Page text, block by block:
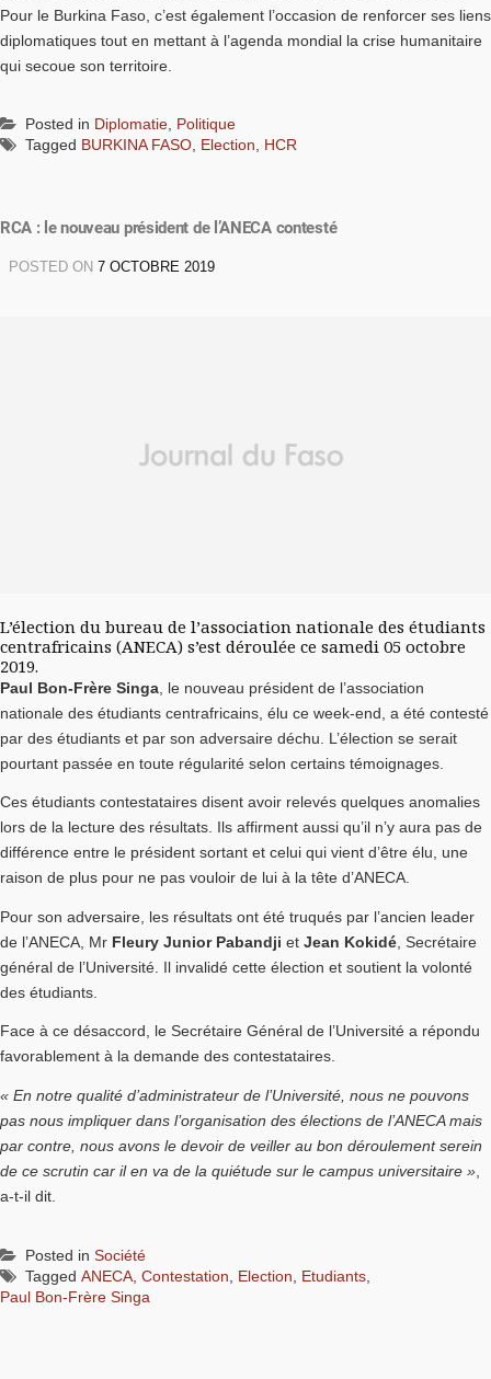
Pour le Burkina Faso, c’est également l’occasion de renforcer ses liens
diplomatiques tout en mettant à l’agenda mondial la crise humanitaire
qui secoue son territoire.
Posted in Diplomatie, Politique
Tagged BURKINA FASO, Election, HCR
RCA : le nouveau président de l’ANECA contesté
POSTED ON 7 OCTOBRE 2019
L’élection du bureau de l’association nationale des étudiants
centrafricains (ANECA) s’est déroulée ce samedi 05 octobre
2019.
Paul Bon-Frère Singa , le nouveau président de l’association
nationale des étudiants centrafricains, élu ce week-end, a été contesté
par des étudiants et par son adversaire déchu. L’élection se serait
pourtant passée en toute régularité selon certains témoignages.
Ces étudiants contestataires disent avoir relevés quelques anomalies
lors de la lecture des résultats. Ils affirment aussi qu’il n’y aura pas de
différence entre le président sortant et celui qui vient d’être élu, une
raison de plus pour ne pas vouloir de lui à la tête d’ANECA.
Pour son adversaire, les résultats ont été truqués par l’ancien leader
de l’ANECA, Mr Fleury Junior Pabandji et Jean Kokidé , Secrétaire
général de l’Université. Il invalidé cette élection et soutient la volonté
des étudiants.
Face à ce désaccord, le Secrétaire Général de l’Université a répondu
favorablement à la demande des contestataires.
« En notre qualité d’administrateur de l’Université, nous ne pouvons
pas nous impliquer dans l’organisation des élections de l’ANECA mais
par contre, nous avons le devoir de veiller au bon déroulement serein
de ce scrutin car il en va de la quiétude sur le campus universitaire »
a-t-il dit.
Posted in Société
Tagged ANECA Contestation Election Etudiants
Paul Bon-Frère Singa